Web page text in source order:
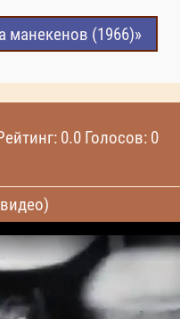
манекенов (1966)»
0.0 Голосов: 0